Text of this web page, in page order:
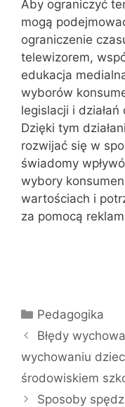
Aby ograniczyć
mogą
ograniczenie
telewizorem,
edukacja
wyborów
legislacji i
Dzięki tym
rozwijać się w
świadomy
wybory
wartościach i
za pomocą
Kategorie
Pedagogika
Błędy
wychowaniu
środowiskiem
Sposoby